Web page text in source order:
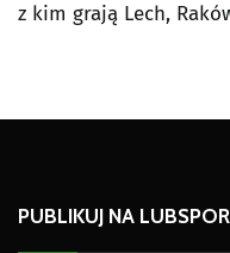
z kim grają Lech,
PUBLIKUJ NA